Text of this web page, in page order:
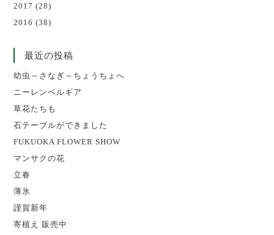
2017 (28)
2016 (38)
最近の投稿
幼虫～さなぎ～ちょうちょへ
ニーレンベルギア
草花たちも
石テーブルができました
FUKUOKA FLOWER SHOW
マンサクの花
立春
薄氷
謹賀新年
寄植え 販売中